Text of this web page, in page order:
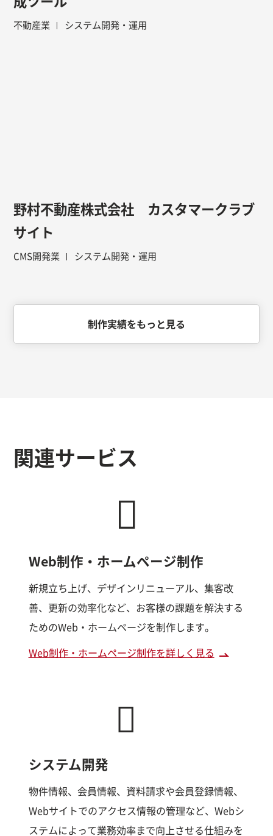
不動産業 システム開発・運用
野村不動産株式会社 カスタマークラブ
サイト
CMS開発業 システム開発・運用
制作実績をもっと見る
関連サービス
Web制作・ホームページ制作
新規立ち上げ、デザインリニューアル、集客改
善、更新の効率化など、お客様の課題を解決する
ためのWeb・ホームページを制作します。
Web制作・ホームページ制作を詳しく見る
システム開発
物件情報、会員情報、資料請求や会員登録情報、
Webサイトでのアクセス情報の管理など、Webシ
ステムによって業務効率まで向上させる仕組みを